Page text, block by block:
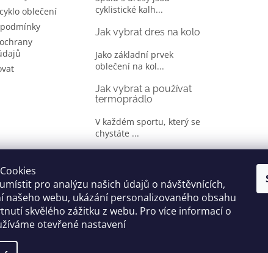
pro analýzu našich údajů o návštěvnících,
našeho webu, ukázání personalizovaného obsahu
skvělého zážitku z webu. Pro více informací o
otevřené nastavení
oblečení
cyklistické kalh...
Jak vybrat dres na kolo
Jako základní prvek
oblečení na kol...
Jak vybrat a používat
termoprádlo
V každém sportu, který se
chystáte ...
Je jen málo cyklistů, kteří si
oble...